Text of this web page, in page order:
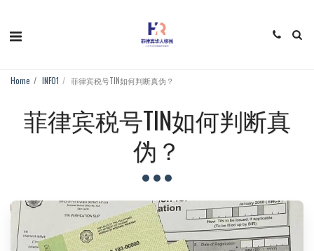
Home INFO1 菲律宾税号TIN如何判断真伪？
菲律宾税号TIN如何判断真
伪？